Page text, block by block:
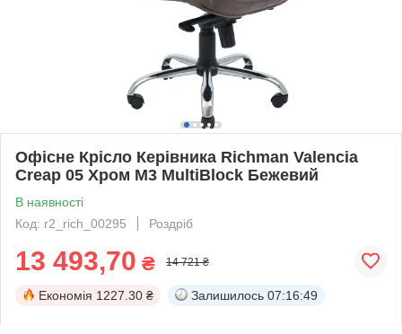
Офісне Крісло Керівника Richman Valencia
Creap 05 Хром М3 MultiBlock Бежевий
В наявності
Код: r2_rich_00295
Роздріб
13 493,70 ₴ 14 721 ₴
Економія 1227.30 ₴ Залишилось 07:16:49